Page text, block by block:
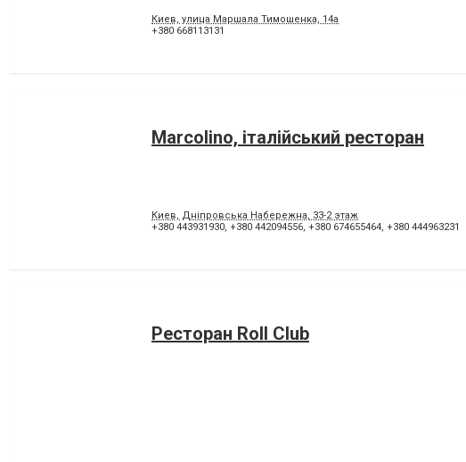
Киев, улица Маршала Тимошенка, 14а
+380 668113131
Marcolino, італійський ресторан
Киев, Дніпровська Набережна, 33-2 этаж
+380 443931930, +380 442094556, +380 674655464, +380 444963231
Ресторан Roll Club